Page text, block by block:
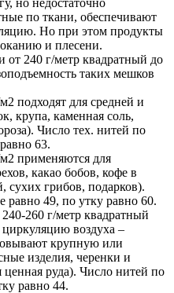
по ткани, обеспечивают
Но при этом продукты
и плесени.
240 г/метр квадратный до
таких мешков
подходят для средней и
крупа, каменная соль,
Число тех. нитей по
63.
применяются для
какао бобов, кофе в
сухих грибов, подарков).
равно 49, по утку равно 60.
260 г/метр квадратный
воздуха –
крупную или
изделия, черенки и
руда). Число нитей по
равно 44.